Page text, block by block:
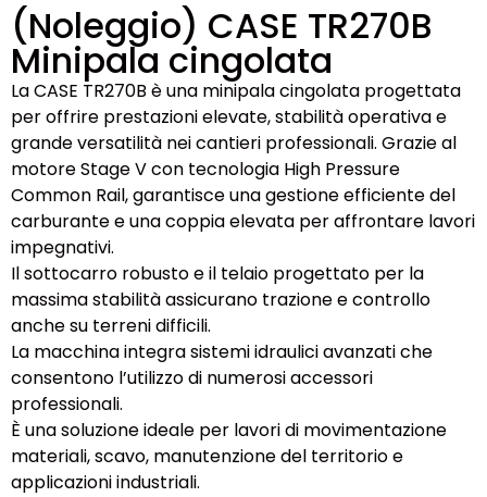
(Noleggio) CASE TR270B
Minipala cingolata
La CASE TR270B è una minipala cingolata progettata
per offrire prestazioni elevate, stabilità operativa e
grande versatilità nei cantieri professionali. Grazie al
motore Stage V con tecnologia High Pressure
Common Rail, garantisce una gestione efficiente del
carburante e una coppia elevata per affrontare lavori
impegnativi.
Il sottocarro robusto e il telaio progettato per la
massima stabilità assicurano trazione e controllo
anche su terreni difficili.
La macchina integra sistemi idraulici avanzati che
consentono l’utilizzo di numerosi accessori
professionali.
È una soluzione ideale per lavori di movimentazione
materiali, scavo, manutenzione del territorio e
applicazioni industriali.